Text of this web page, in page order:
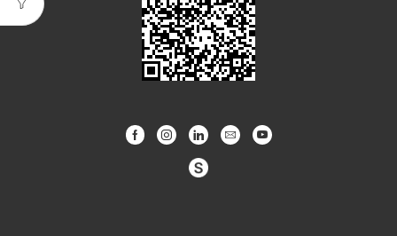
FacebookInstagramLinkedinEmail Youtube